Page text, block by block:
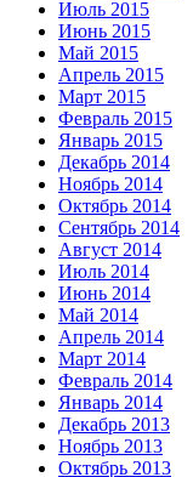
Июль 2015
Июнь 2015
Май 2015
Апрель 2015
Март 2015
Февраль 2015
Январь 2015
Декабрь 2014
Ноябрь 2014
Октябрь 2014
Сентябрь 2014
Август 2014
Июль 2014
Июнь 2014
Май 2014
Апрель 2014
Март 2014
Февраль 2014
Январь 2014
Декабрь 2013
Ноябрь 2013
Октябрь 2013